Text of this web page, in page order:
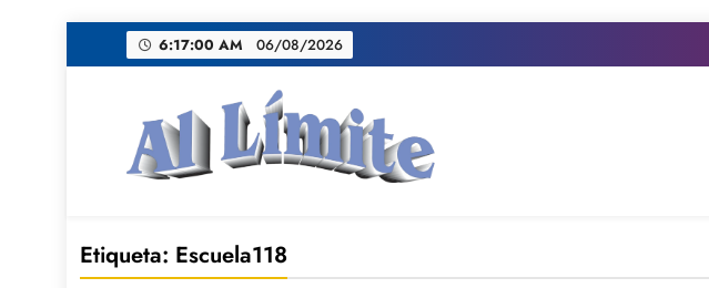
al
6:17:01 AM 06/08/2026
Etiqueta: Escuela118